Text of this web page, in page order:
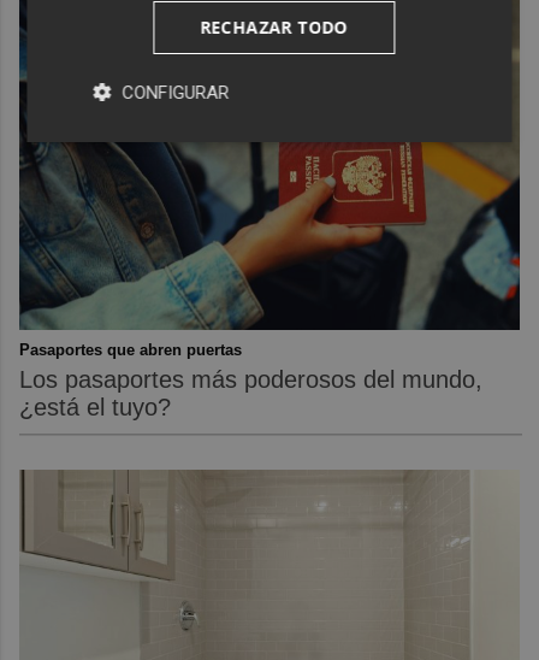
Pasaportes que abren puertas
Los pasaportes más poderosos del mundo,
¿está el tuyo?
RECHAZAR TODO
CONFIGURAR